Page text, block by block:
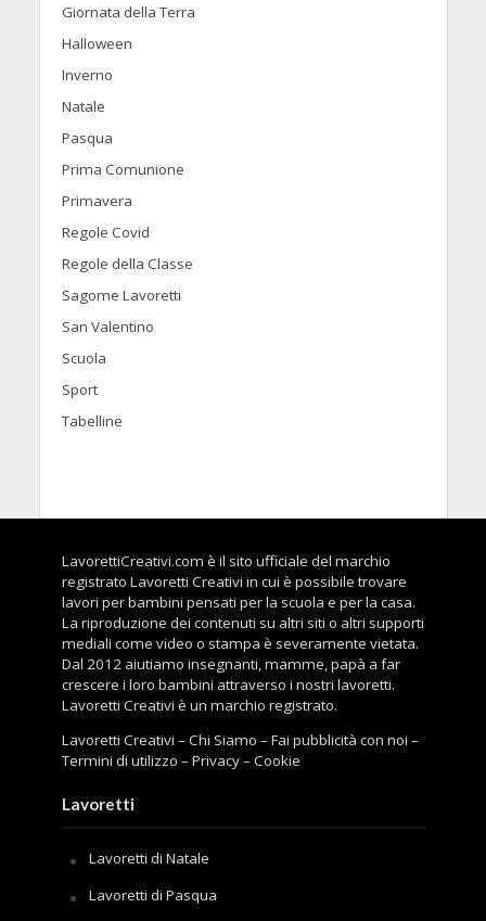
Giornata della Terra
Halloween
Inverno
Natale
Pasqua
Prima Comunione
Primavera
Regole Covid
Regole della Classe
Sagome Lavoretti
San Valentino
Scuola
Sport
Tabelline
LavorettiCreativi.com è il sito ufficiale del marchio
registrato Lavoretti Creativi in cui è possibile trovare
lavori per bambini pensati per la scuola e per la casa.
La riproduzione dei contenuti su altri siti o altri supporti
mediali come video o stampa è severamente vietata.
Dal 2012 aiutiamo insegnanti, mamme, papà a far
crescere i loro bambini attraverso i nostri lavoretti.
Lavoretti Creativi è un marchio registrato.
Lavoretti Creativi –Chi Siamo –Fai pubblicità con noi –
Termini di utilizzo –Privacy–Cookie
Lavoretti
Lavoretti di Natale
Lavoretti di Pasqua